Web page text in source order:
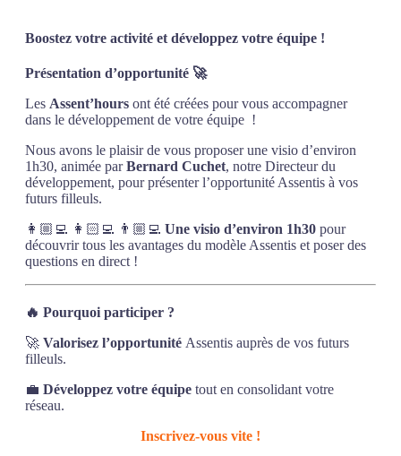
Boostez votre activité et développez votre équipe !
Présentation d’opportunité 🚀
Les Assent’hours ont été créées pour vous accompagner
dans le développement de votre équipe !
Nous avons le plaisir de vous proposer une visio d’environ
1h30, animée parBernard Cuchet, notre Directeur du
développement, pour présenter l’opportunité Assentis à vos
futurs filleuls.
👩🏼‍💻 👩🏻‍💻 👨🏼‍💻 Une visio d’environ 1h30 pour
découvrir tous les avantages du modèle Assentis et poser des
questions en direct !
🔥 Pourquoi participer ?
🚀 Valorisez l’opportunité Assentis auprès de vos futurs
filleuls.
💼 Développez votre équipe tout en consolidant votre
réseau.
Inscrivez-vous vite !